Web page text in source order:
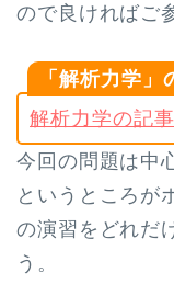
ので良ければご
「解析力学」
解析力学の記
今回の問題は中
というところが
の演習をどれだ
う。